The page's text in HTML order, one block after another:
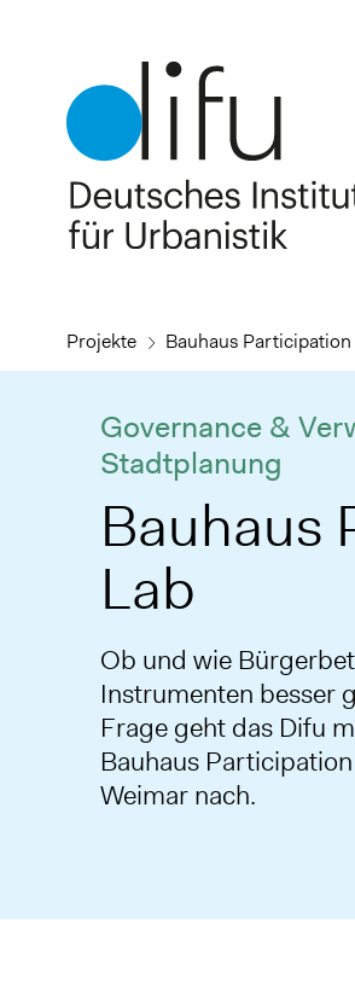
Projekte Bauhaus Participation
Governance &
Stadtplanung
Bauhaus
Lab
Ob und wie
Instrumenten besser
Frage geht das Difu
Bauhaus
Weimar nach.